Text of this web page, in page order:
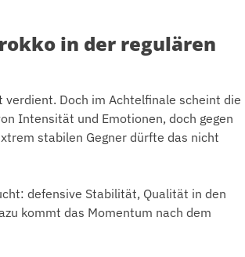
in der regulären
verdient. Doch im Achtelfinale scheint die
Intensität und Emotionen, doch gegen
stabilen Gegner dürfte das nicht
defensive Stabilität, Qualität in den
kommt das Momentum nach dem